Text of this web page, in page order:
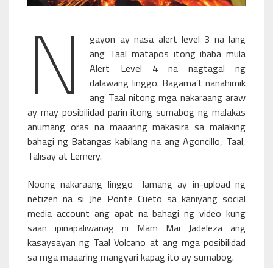
N
gayon ay nasa alert level 3 na lang
ang Taal matapos itong ibaba mula
Alert Level 4 na nagtagal ng
dalawang linggo. Bagama’t nanahimik
ang Taal nitong mga nakaraang araw
ay may posibilidad parin itong sumabog ng malakas
anumang oras na maaaring makasira sa malaking
bahagi ng Batangas kabilang na ang Agoncillo, Taal,
Talisay at Lemery.
Noong nakaraang linggo lamang ay in-upload ng
netizen na si Jhe Ponte Cueto sa kaniyang social
media account ang apat na bahagi ng video kung
saan ipinapaliwanag ni Mam Mai Jadeleza ang
kasaysayan ng Taal Volcano at ang mga posibilidad
sa mga maaaring mangyari kapag ito ay sumabog.